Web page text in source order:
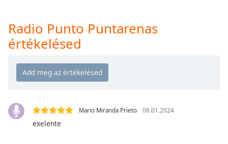
window.
Text
Opacity
Text
Background
Radio Punto Puntarenas
értékelésed
Mario Miranda Prieto 08.01.2024
exelente